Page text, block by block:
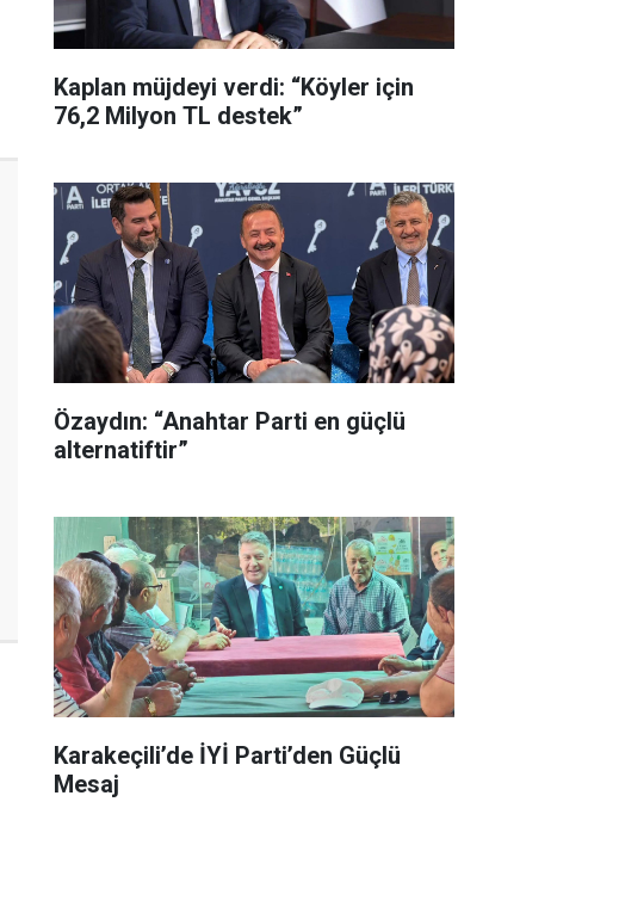
Kaplan müjdeyi verdi: “Köyler için
76,2 Milyon TL destek”
Özaydın: “Anahtar Parti en güçlü
alternatiftir”
Karakeçili’de İYİ Parti’den Güçlü
Mesaj